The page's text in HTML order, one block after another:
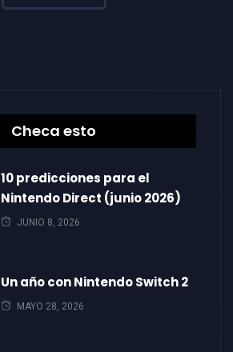
Checa esto
10 predicciones para el
Nintendo Direct (junio 2026)
JUNIO 8, 2026
Un año con Nintendo Switch 2
MAYO 28, 2026